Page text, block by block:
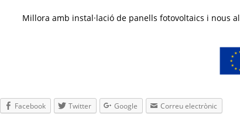
Millora amb instal·lació de panells fotovoltaics i nous
Facebook Twitter Google Correu electrònic